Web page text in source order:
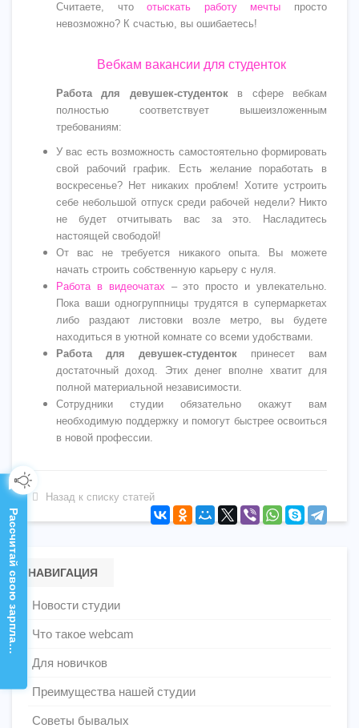
Считаете, чтоотыскать работу мечты просто
невозможно? К счастью, вы ошибаетесь!
Вебкам вакансии для студенток
Работа для девушек-студентокв сфере вебкам
полностью соответствует вышеизложенным
требованиям:
У вас есть возможность самостоятельно формировать
свой рабочий график. Есть желание поработать в
воскресенье? Нет никаких проблем! Хотите устроить
себе небольшой отпуск среди рабочей недели? Никто
не будет отчитывать вас за это. Насладитесь
настоящей свободой!
От вас не требуется никакого опыта. Вы можете
начать строить собственную карьеру с нуля.
Работа в видеочатах – это просто и увлекательно.
Пока ваши одногруппницы трудятся в супермаркетах
либо раздают листовки возле метро, вы будете
находиться в уютной комнате со всеми удобствами.
Работа для девушек-студенток принесет вам
достаточный доход. Этих денег вполне хватит для
полной материальной независимости.
Сотрудники студии обязательно окажут вам
необходимую поддержку и помогут быстрее освоиться
в новой профессии.
Назад к списку статей
НАВИГАЦИЯ
Новости студии
Что такое webcam
Для новичков
Преимущества нашей студии
Советы бывалых
Рассчитай свою зарплату!